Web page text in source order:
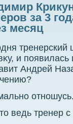
за 3
месяц
и
Андрей
ведь тренер